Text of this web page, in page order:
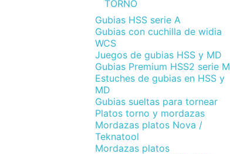
TORNO
Gubias HSS serie A
Gubias con cuchilla de widia
WCS
Juegos de gubias HSS y MD
Gubias Premium HSS2 serie M
Estuches de gubias en HSS y
MD
Gubias sueltas para tornear
Platos torno y mordazas
Mordazas platos Nova /
Teknatool
Mordazas platos